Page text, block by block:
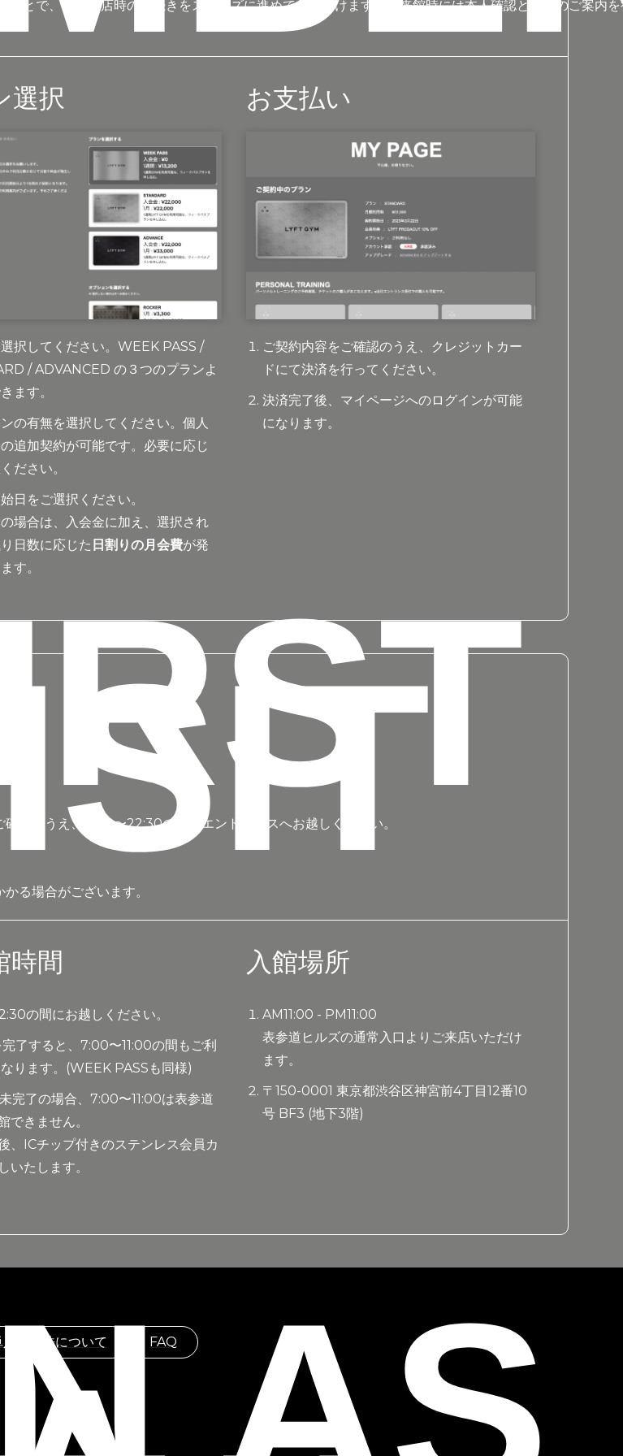
とで、初回来店時の手続きをスムーズに進めていただけます。ご来館時には本人確認と施設のご案内
選択
択してください。WEEK PASS /
/ ADVANCED の３つのプランよ
ます。
の有無を選択してください。個人
追加契約が可能です。必要に応じ
ださい。
日をご選択ください。
場合は、入会金に加え、選択され
日数に応じた 日割りの月会費が発
す。
お支払い
ご契約内容をご確認のうえ、クレジットカー
ドにて決済を行ってください。
決済完了後、マイページへのログインが可能
になります。
認のうえ、11:00〜22:30の間にエントランスへお越しください。
る場合がございます。
時間
の間にお越しください。
完了すると、7:00〜11:00の間もご利
ります。(WEEK PASSも同様)
完了の場合、7:00〜11:00は表参道
できません。
、ICチップ付きのステンレス会員カ
いたします。
入館場所
AM11:00 - PM11:00
表参道ヒルズの通常入口よりご来店いただけ
ます。
〒150-0001 東京都渋谷区神宮前4丁目12番10
号 BF3 (地下3階)
入会方法について FAQ